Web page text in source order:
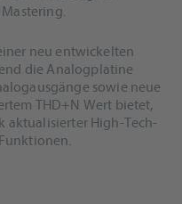
&eRecht24
neu entwickelten
die Analogplatine
sowie neue
THD+N Wert bietet,
High-Tech-